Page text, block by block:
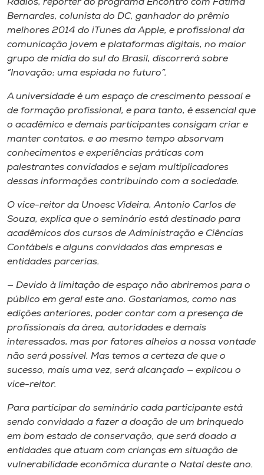
Rádios,​ repórter do programa Encontro com Fátima
Bernardes​, colunista do DC, ganhador do prêmio
melhores 2014 do iTunes daApple​,​ e profissional da
comunicação jovem e plataformas digitais​,​ no maior
grupo de mídia do sul do Brasil, ​discorrerá​​ sobre
“Inovação: uma espiada no futuro”.
A universidade é um espaço de crescimento pessoal e
de formação profissional, e para tanto, é essencial que
o acadêmico e demais participantes consigam criar e
manter contatos, e ao mesmo tempo absorvam
conhecimentos e experiências prá​ticas com
palestrantes convidados e sejam multiplicadores
dessas informações contribuindo com a sociedade.
O vice​-reitor da Unoesc Videira​,​ Antonio Carlos de
Souza​,​ explica que o seminário est​á destinado para
acadêmicos dos cursos de Administração e Ciências
Contábeis e alguns convidados das empresas e
entidades parcerias.
​— ​Devido à limitação de espaço não abrir​emos​ para o
público em geral este ano. Gostaríamos​,​ como nas
edições anteriores​,​ poder contar com a presença de
profissionais da área, autoridades e demais
interessados, mas por fatores alheios a nossa vontade
não será possível. Mas temos a certeza de que o
sucesso​,​ mais uma vez​,​ será alcançado​​ — explicou o
vice-reitor.
Para participar do seminário cada participante est​á​
sendo convidado a fazer a doação de um brinquedo
em bom estado de conservação​, que será ​doado a
entidades que atuam com crianças em situação de ​
vulnerabilidade econômica durante o ​N​atal des​t​e ano.